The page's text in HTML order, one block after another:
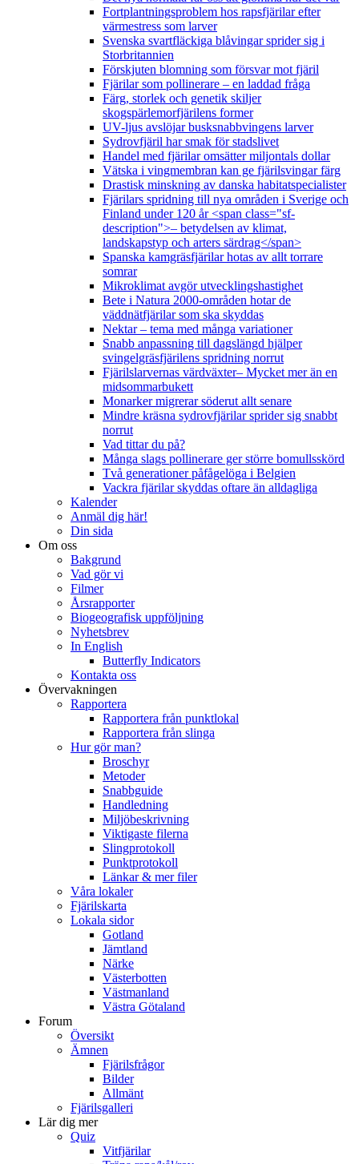
Fortplantningsproblem hos rapsfjärilar efter
värmestress som larver
Svenska svartfläckiga blåvingar sprider sig i
Storbritannien
Förskjuten blomning som försvar mot fjäril
Fjärilar som pollinerare – en laddad fråga
Färg, storlek och genetik skiljer
skogspärlemorfjärilens former
UV-ljus avslöjar busksnabbvingens larver
Sydrovfjäril har smak för stadslivet
Handel med fjärilar omsätter miljontals dollar
Vätska i vingmembran kan ge fjärilsvingar färg
Drastisk minskning av danska habitatspecialister
Fjärilars spridning till nya områden i Sverige och
Finland under 120 år <span class="sf-
description">– betydelsen av klimat,
landskapstyp och arters särdrag</span>
Spanska kamgräsfjärilar hotas av allt torrare
somrar
Mikroklimat avgör utvecklingshastighet
Bete i Natura 2000-områden hotar de
väddnätfjärilar som ska skyddas
Nektar – tema med många variationer
Snabb anpassning till dagslängd hjälper
svingelgräsfjärilens spridning norrut
Fjärilslarvernas värdväxter– Mycket mer än en
midsommarbukett
Monarker migrerar söderut allt senare
Mindre kräsna sydrovfjärilar sprider sig snabbt
norrut
Vad tittar du på?
Många slags pollinerare ger större bomullsskörd
Två generationer påfågelöga i Belgien
Vackra fjärilar skyddas oftare än alldagliga
Kalender
Anmäl dig här!
Din sida
Om oss
Bakgrund
Vad gör vi
Filmer
Årsrapporter
Biogeografisk uppföljning
Nyhetsbrev
In English
Butterfly Indicators
Kontakta oss
Övervakningen
Rapportera
Rapportera från punktlokal
Rapportera från slinga
Hur gör man?
Broschyr
Metoder
Snabbguide
Handledning
Miljöbeskrivning
Viktigaste filerna
Slingprotokoll
Punktprotokoll
Länkar & mer filer
Våra lokaler
Fjärilskarta
Lokala sidor
Gotland
Jämtland
Närke
Västerbotten
Västmanland
Västra Götaland
Forum
Översikt
Ämnen
Fjärilsfrågor
Bilder
Allmänt
Fjärilsgalleri
Lär dig mer
Quiz
Vitfjärilar